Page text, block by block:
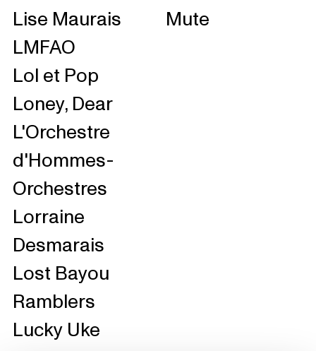
Lise Maurais
LMFAO
Lol et Pop
Loney, Dear
L'Orchestre
d'Hommes-
Orchestres
Lorraine
Desmarais
Lost Bayou
Ramblers
Lucky Uke
Mute